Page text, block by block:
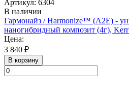
Артикул: 6304
В наличии
Гармонайз / Harmonize™ (А2Е) -
наногибридный композит (4г),
Цена:
3 840 ₽
В корзину